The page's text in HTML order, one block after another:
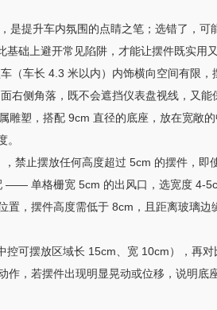
提升车内氛围的点睛之笔；选错了，可
础上避开常见陷阱，才能让摆件既实用又
（车长 4.3 米以内）内饰横向空间有限
侧角落，既不会遮挡仪表盘视线，又
塑，搭配 9cm 直径的底座，放在宽敞的
禁止摆放任何高度超过 5cm 的摆件，即
单格栅宽 5cm 的出风口，选宽度 4-
，摆件高度需低于 8cm，且距离玻璃
可摆放区域长 15cm、宽 10cm），再
，若摆件出现明显晃动或位移，说明底